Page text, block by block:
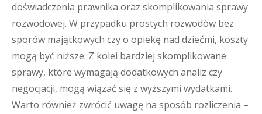
doświadczenia prawnika oraz skomplikowania sprawy
rozwodowej. W przypadku prostych rozwodów bez
sporów majątkowych czy o opiekę nad dziećmi, koszty
mogą być niższe. Z kolei bardziej skomplikowane
sprawy, które wymagają dodatkowych analiz czy
negocjacji, mogą wiązać się z wyższymi wydatkami.
Warto również zwrócić uwagę na sposób rozliczenia –